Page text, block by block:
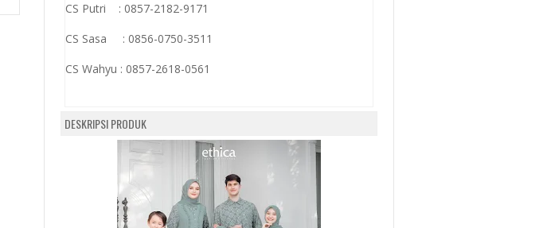
CS Putri : 0857-2182-9171
CS Sasa : 0856-0750-3511
CS Wahyu : 0857-2618-0561
DESKRIPSI PRODUK